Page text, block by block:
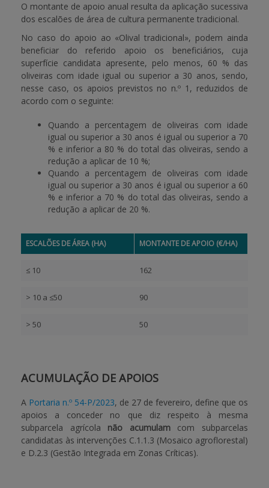
O montante de apoio anual resulta da aplicação sucessiva
dos escalões de área de cultura permanente tradicional.
No caso do apoio ao «Olival tradicional», podem ainda
beneficiar do referido apoio os beneficiários, cuja
superfície candidata apresente, pelo menos, 60 % das
oliveiras com idade igual ou superior a 30 anos, sendo,
nesse caso, os apoios previstos no n.º 1, reduzidos de
acordo com o seguinte:
Quando a percentagem de oliveiras com idade
igual ou superior a 30 anos é igual ou superior a 70
% e inferior a 80 % do total das oliveiras, sendo a
redução a aplicar de 10 %;
Quando a percentagem de oliveiras com idade
igual ou superior a 30 anos é igual ou superior a 60
% e inferior a 70 % do total das oliveiras, sendo a
redução a aplicar de 20 %.
ESCALÕES DE ÁREA (HA) MONTANTE DE APOIO (€/HA)
≤ 10 162
> 10 a ≤50 90
> 50 50
ACUMULAÇÃO DE APOIOS
A Portaria n.º 54-P/2023, de 27 de fevereiro, define que os
apoios a conceder no que diz respeito à mesma
subparcela agrícola não acumulamcom subparcelas
candidatas às intervenções C.1.1.3 (Mosaico agroflorestal)
e D.2.3 (Gestão Integrada em Zonas Críticas).